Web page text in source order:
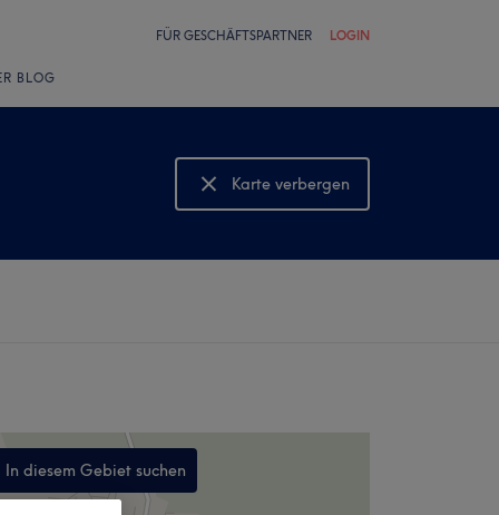
FÜR GESCHÄFTSPARTNER LOGIN
BLOG
Karte verbergen
Karte anzeigen
In diesem Gebiet suchen
,